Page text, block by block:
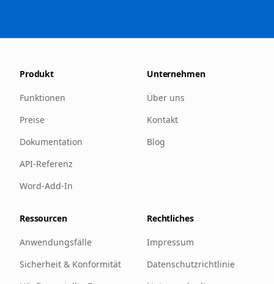
Produkt
Funktionen
Preise
Dokumentation
API-Referenz
Word-Add-In
Unternehmen
Über uns
Kontakt
Blog
Ressourcen
Anwendungsfälle
Sicherheit & Konformität
Rechtliches
Impressum
Datenschutzrichtlinie